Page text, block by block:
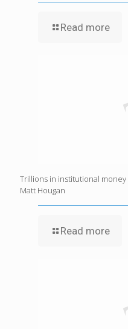
Read more
Trillions in institutional money
Matt Hougan
Read more